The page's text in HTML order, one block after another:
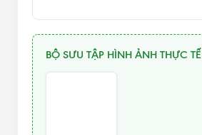
BỘ SƯU TẬP HÌNH ẢNH THỰC TẾ